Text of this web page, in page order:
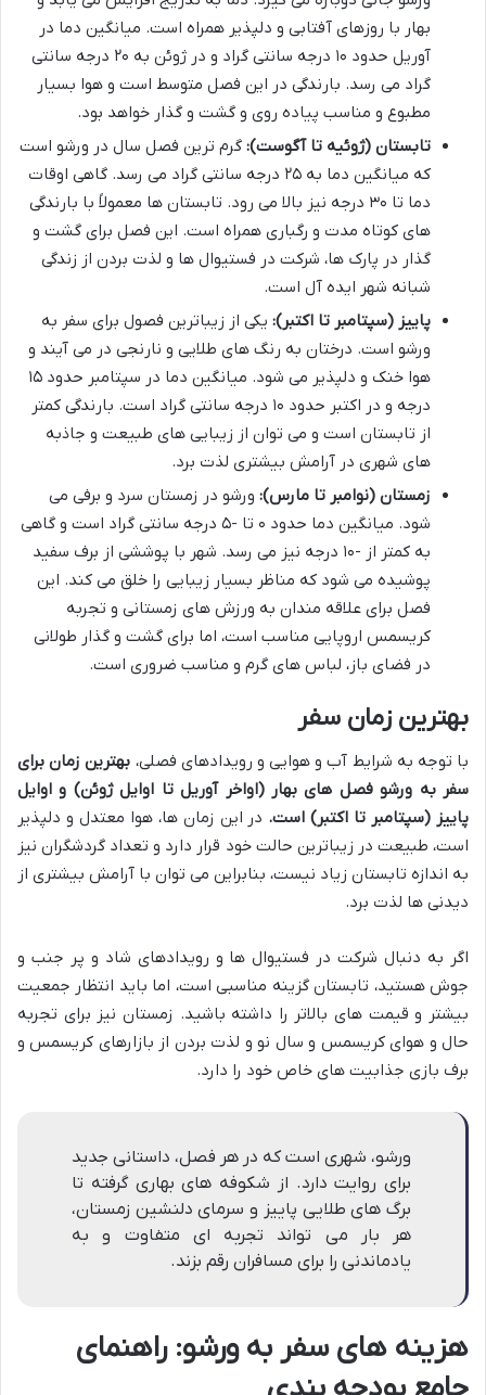
بهار با روزهای آفتابی و دلپذیر همراه است. میانگین دما در
آوریل حدود ۱۰ درجه سانتی گراد و در ژوئن به ۲۰ درجه سانتی
گراد می رسد. بارندگی در این فصل متوسط است و هوا بسیار
مطبوع و مناسب پیاده روی و گشت و گذار خواهد بود.
تابستان (ژوئیه تا آگوست): گرم ترین فصل سال در ورشو است
که میانگین دما به ۲۵ درجه سانتی گراد می رسد. گاهی اوقات
دما تا ۳۰ درجه نیز بالا می رود. تابستان ها معمولاً با بارندگی
های کوتاه مدت و رگباری همراه است. این فصل برای گشت و
گذار در پارک ها، شرکت در فستیوال ها و لذت بردن از زندگی
شبانه شهر ایده آل است.
پاییز (سپتامبر تا اکتبر): یکی از زیباترین فصول برای سفر به
ورشو است. درختان به رنگ های طلایی و نارنجی در می آیند و
هوا خنک و دلپذیر می شود. میانگین دما در سپتامبر حدود ۱۵
درجه و در اکتبر حدود ۱۰ درجه سانتی گراد است. بارندگی کمتر
از تابستان است و می توان از زیبایی های طبیعت و جاذبه
های شهری در آرامش بیشتری لذت برد.
زمستان (نوامبر تا مارس): ورشو در زمستان سرد و برفی می
شود. میانگین دما حدود ۰ تا -۵ درجه سانتی گراد است و گاهی
به کمتر از -۱۰ درجه نیز می رسد. شهر با پوششی از برف سفید
پوشیده می شود که مناظر بسیار زیبایی را خلق می کند. این
فصل برای علاقه مندان به ورزش های زمستانی و تجربه
کریسمس اروپایی مناسب است، اما برای گشت و گذار طولانی
در فضای باز، لباس های گرم و مناسب ضروری است.
بهترین زمان سفر
با توجه به شرایط آب و هوایی و رویدادهای فصلی، بهترین زمان برای
سفر به ورشو فصل های بهار (اواخر آوریل تا اوایل ژوئن) و اوایل
پاییز (سپتامبر تا اکتبر) است. در این زمان ها، هوا معتدل و دلپذیر
است، طبیعت در زیباترین حالت خود قرار دارد و تعداد گردشگران نیز
به اندازه تابستان زیاد نیست، بنابراین می توان با آرامش بیشتری از
دیدنی ها لذت برد.
اگر به دنبال شرکت در فستیوال ها و رویدادهای شاد و پر جنب و
جوش هستید، تابستان گزینه مناسبی است، اما باید انتظار جمعیت
بیشتر و قیمت های بالاتر را داشته باشید. زمستان نیز برای تجربه
حال و هوای کریسمس و سال نو و لذت بردن از بازارهای کریسمس و
برف بازی جذابیت های خاص خود را دارد.
ورشو، شهری است که در هر فصل، داستانی جدید
برای روایت دارد. از شکوفه های بهاری گرفته تا
برگ های طلایی پاییز و سرمای دلنشین زمستان،
هر بار می تواند تجربه ای متفاوت و به
یادماندنی را برای مسافران رقم بزند.
هزینه های سفر به ورشو: راهنمای